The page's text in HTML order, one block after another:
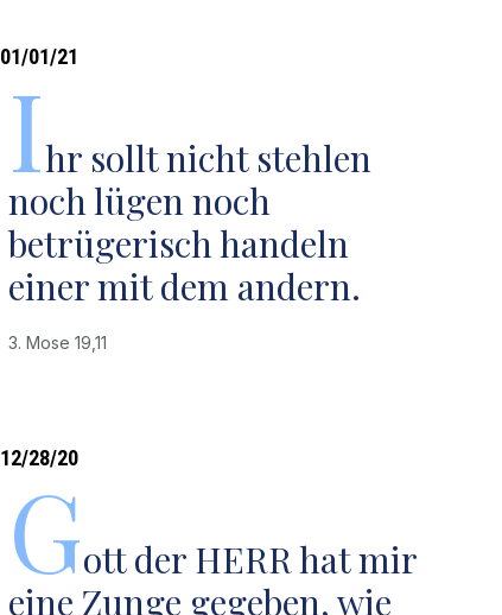
01/01/21
Ihr sollt nicht stehlen
noch lügen noch
betrügerisch handeln
einer mit dem andern.
3. Mose 19,11
12/28/20
Gott der HERR hat mir
eine Zunge gegeben, wie